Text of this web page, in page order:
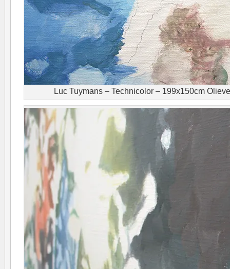
Luc Tuymans – Technicolor – 199x150cm